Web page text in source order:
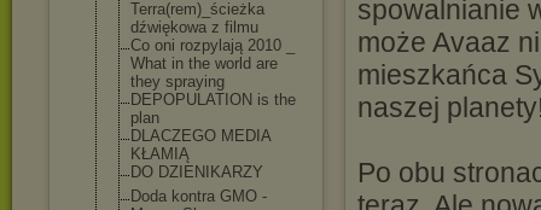
Terra(rem)_ścieżka
dźwiękowa z filmu
Co oni rozpylają 2010 _
What in the world are
they spraying
DEPOPULATION is the
plan
DLACZEGO MEDIA
KŁAMIĄ
DO DZIENIKARZY
Doda kontra GMO -
spowalnianie
może Avaaz
mieszkańca
naszej
Po obu